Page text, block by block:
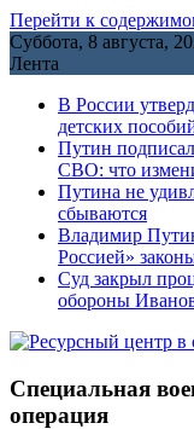
Перейти к
Суббота, 8 августа,
Лента
В России
детских
Путин
СВО: что
Путина не
сбываются
Владимир
Россией»
Cуд закрыл
обороны
Специальная
операция